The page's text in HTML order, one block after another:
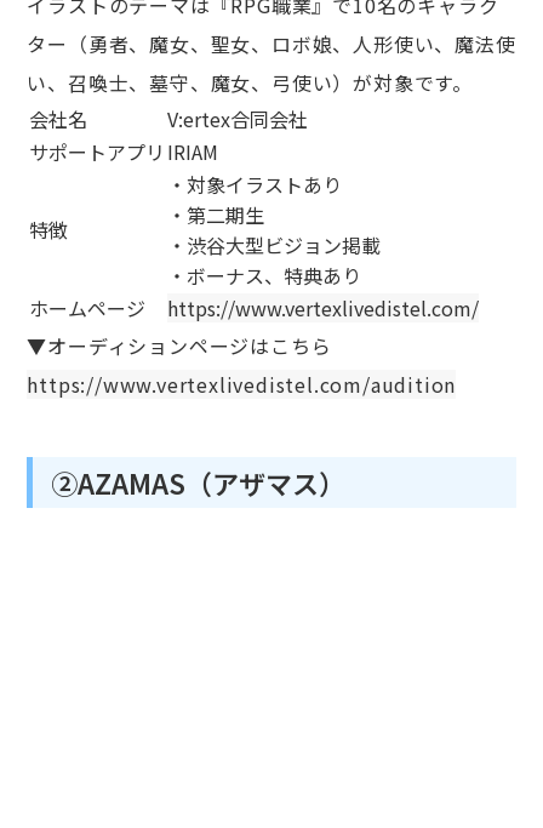
ター（勇者、魔女、聖女、ロボ娘、人形使い、魔法使
い、召喚士、墓守、魔女、弓使い）が対象です。
会社名
V:ertex合同会社
サポートアプリ IRIAM
特徴
・対象イラストあり
・第二期生
・渋谷大型ビジョン掲載
・ボーナス、特典あり
ホームページ
https://www.vertexlivedistel.com/
▼オーディションページはこちら
https://www.vertexlivedistel.com/audition
②AZAMAS（アザマス）